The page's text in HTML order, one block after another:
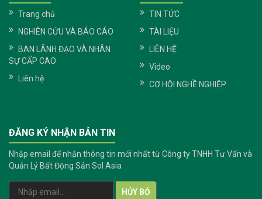
Trang chủ
NGHIÊN CỨU VÀ BÁO CÁO
BAN LÃNH ĐẠO VÀ NHÂN
SỰ CẤP CAO
Liên hệ
TIN TỨC
TÀI LIỆU
LIÊN HỆ
Video
CƠ HỘI NGHỀ NGHIỆP
ĐĂNG KÝ NHẬN BẢN TIN
Nhập email để nhận thông tin mới nhất từ Công ty TNHH Tư Vấn và
Quản Lý Bất Động Sản Sol Asia
HỦY BỎ